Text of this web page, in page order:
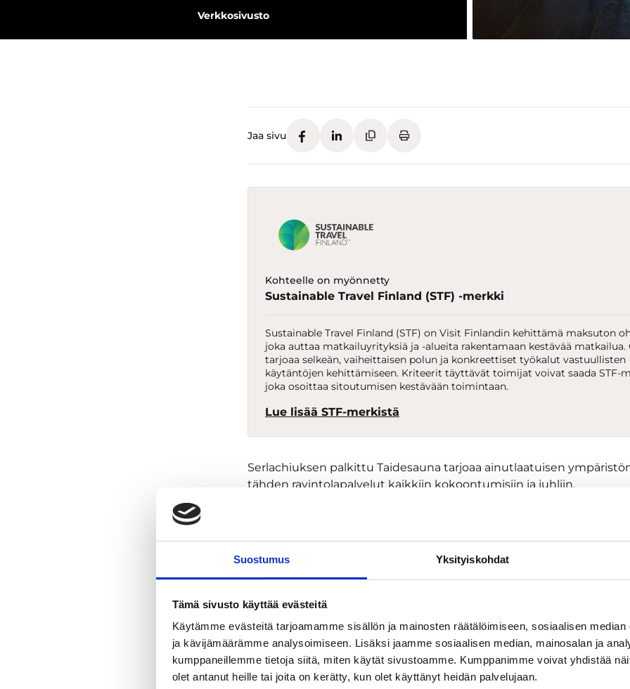
Suostumus Yksityiskohdat
Tämä sivusto käyttää evästeitä
Käytämme evästeitä tarjoamamme sisällön ja mainosten räätälöimiseen, sosiaalisen
ja kävijämäärämme analysoimiseen. Lisäksi jaamme sosiaalisen median, mainosalan ja
kumppaneillemme tietoja siitä, miten käytät sivustoamme. Kumppanimme voivat yhdistää
olet antanut heille tai joita on kerätty, kun olet käyttänyt heidän palvelujaan.
Verkkosivusto
Jaa sivu
Kohteelle on myönnetty
Sustainable Travel Finland (STF) -merkki
Sustainable Travel Finland (STF) on Visit Finlandin kehittämä maksuton
joka auttaa matkailuyrityksiä ja -alueita rakentamaan kestävää matkailua.
tarjoaa selkeän, vaiheittaisen polun ja konkreettiset työkalut vastuullisten
käytäntöjen kehittämiseen. Kriteerit täyttävät toimijat voivat saada STF-
joka osoittaa sitoutumisen kestävään toimintaan.
Lue lisää STF-merkistä
Serlachiuksen palkittu Taidesauna tarjoaa ainutlaatuisen
tähden ravintolapalvelut kaikkiin kokoontumisiin ja juhliin.
Oleskelutilojen kokous- ja ruokapöydän ääressä on tilaa 24
Göstan Henry Tikkanen tiimeineen.
Tarjoamme käyttöönne laadukkaan kokoustekniikan, joka
hybridikokoukset.
Yhdistäkää kokoontumiseen myös opastettu kierros Serlachiuksen